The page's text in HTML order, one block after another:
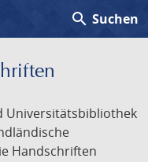
search Suchen
Universitätsbibliothek
Handschriften